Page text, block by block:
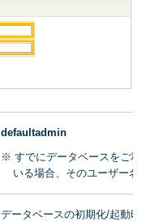
defaultadmin
※ すでにデータベースをご利
いる場合、そのユーザー名
データベースの初期化/起動時